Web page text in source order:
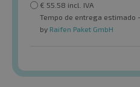
€ 55.58 incl. IVA
Tempo de entrega estimado -
by Raifen Paket GmbH